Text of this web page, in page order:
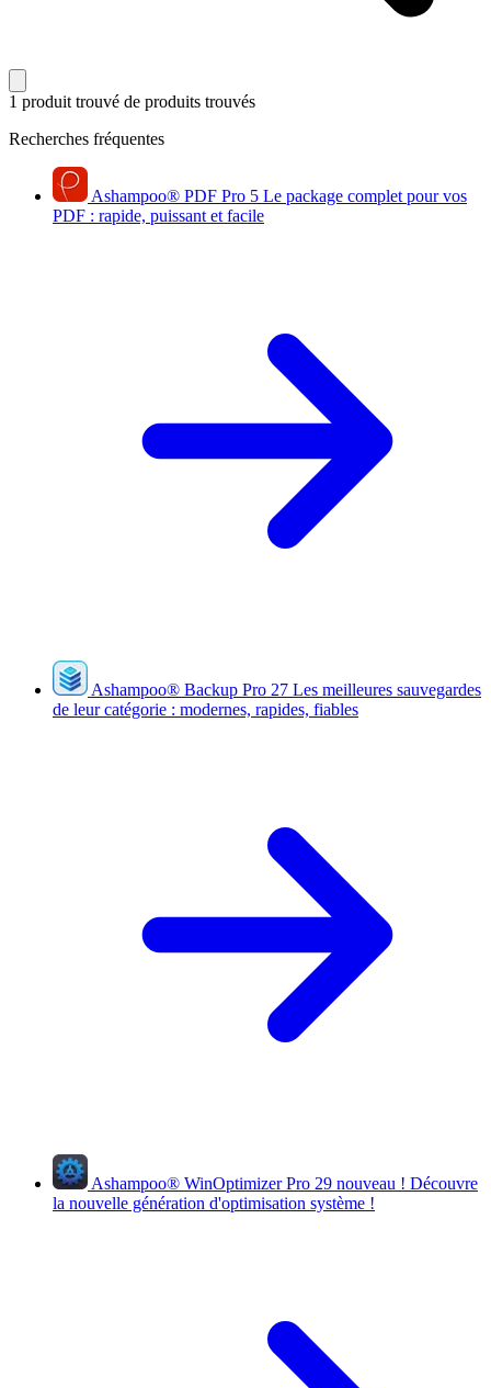
1 produit trouvé de produits trouvés
Recherches fréquentes
Ashampoo® PDF Pro 5 Le package complet pour vos
PDF : rapide, puissant et facile
Ashampoo® Backup Pro 27 Les meilleures sauvegardes
de leur catégorie : modernes, rapides, fiables
Ashampoo® WinOptimizer Pro 29 nouveau ! Découvre
la nouvelle génération d'optimisation système !